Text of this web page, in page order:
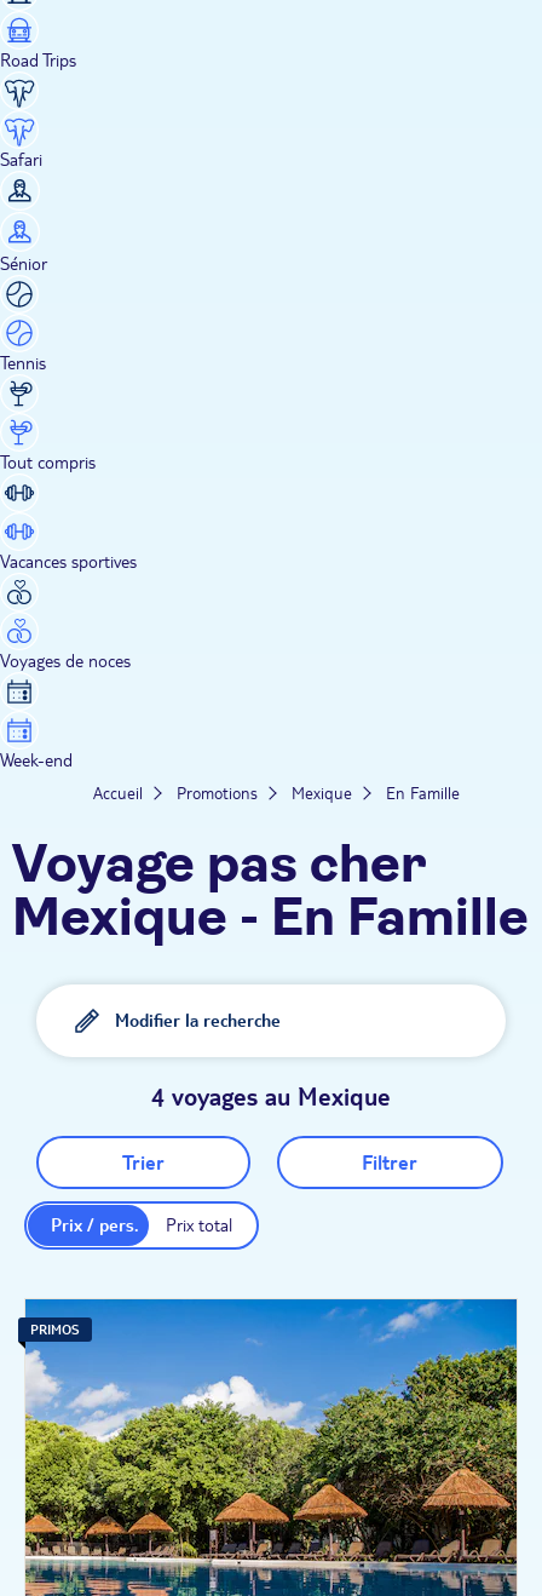
Road Trips
Safari
Sénior
Tennis
Tout compris
Vacances sportives
Voyages de noces
Week-end
Accueil Promotions Mexique En Famille
Voyage pas cher
Mexique - En Famille
Modifier la recherche
4 voyages au Mexique
Trier Filtrer
Prix total
Prix / pers.
PRIMOS